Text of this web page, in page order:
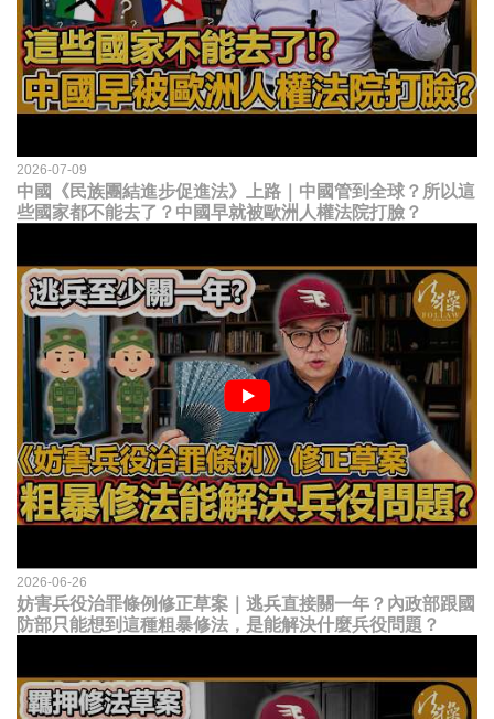
2026-07-09
中國《民族團結進步促進法》上路｜中國管到全球？所以這
些國家都不能去了？中國早就被歐洲人權法院打臉？
2026-06-26
妨害兵役治罪條例修正草案｜逃兵直接關一年？內政部跟國
防部只能想到這種粗暴修法，是能解決什麼兵役問題？